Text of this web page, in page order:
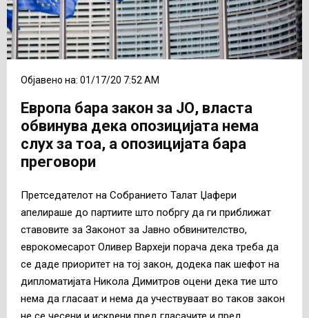
Објавено на: 01/17/20 7:52 AM
Европа бара закон за ЈО, власта
обвинува дека опозицијата нема
слух за тоа, а опозицијата бара
преговори
Претседателот на Собранието Талат Џафери
апелираше до партиите што побргу да ги приближат
ставовите за Законот за Јавно обвинителство,
еврокомесарот Оливер Вархеји порача дека треба да
се даде приоритет на тој закон, додека пак шефот на
дипломатијата Никола Димитров оцени дека тие што
нема да гласаат и нема да учествуваат во таков закон